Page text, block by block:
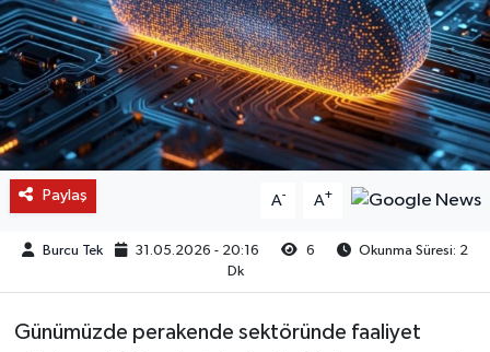
Paylaş A- A+
Burcu Tek 31.05.2026 - 20:16 6
Okunma Süresi: 2
Dk
Günümüzde perakende sektöründe faaliyet